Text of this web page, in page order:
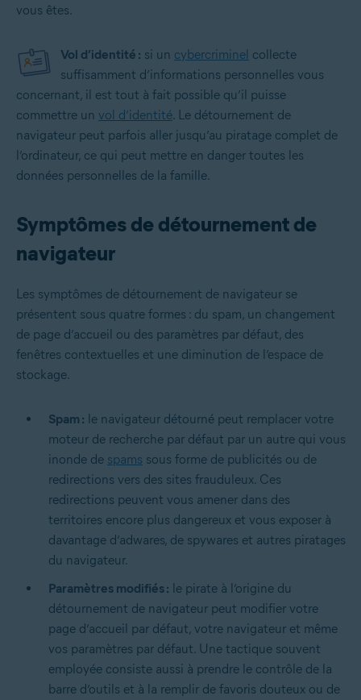
vous êtes.
Vol d’identité : si un cybercriminel collecte
suffisamment d’informations personnelles vous
concernant, il est tout à fait possible qu’il puisse
commettre un vol d’identité. Le détournement de
navigateur peut parfois aller jusqu’au piratage complet de
l’ordinateur, ce qui peut mettre en danger toutes les
données personnelles de la famille.
Symptômes de détournement de
navigateur
Les symptômes de détournement de navigateur se
présentent sous quatre formes : du spam, un changement
de page d’accueil ou des paramètres par défaut, des
fenêtres contextuelles et une diminution de l’espace de
stockage.
Spam : le navigateur détourné peut remplacer votre
moteur de recherche par défaut par un autre qui vous
inonde de spams sous forme de publicités ou de
redirections vers des sites frauduleux. Ces
redirections peuvent vous amener dans des
territoires encore plus dangereux et vous exposer à
davantage d’adwares, de spywares et autres piratages
du navigateur.
Paramètres modifiés : le pirate à l’origine du
détournement de navigateur peut modifier votre
page d’accueil par défaut, votre navigateur et même
vos paramètres par défaut. Une tactique souvent
employée consiste aussi à prendre le contrôle de la
barre d’outils et à la remplir de favoris douteux ou de